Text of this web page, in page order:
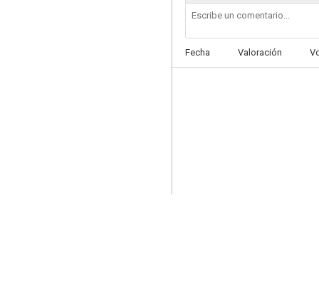
--
Fecha Valoración